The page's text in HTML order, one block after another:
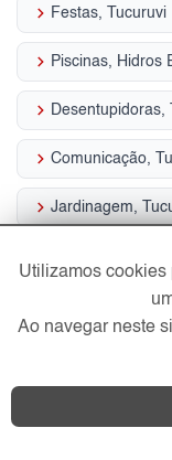
keyboard_arrow_right Festas, Tucuruvi
keyboard_arrow_right Piscinas, Hidros
keyboard_arrow_right Desentupidoras,
keyboard_arrow_right Comunicação,
keyboard_arrow_right Jardinagem,
Por que
Utilizamos cookies
Ao navegar neste